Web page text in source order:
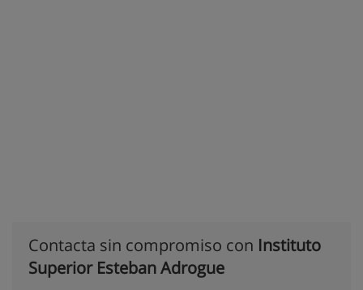
Contacta sin compromiso con Instituto
Superior Esteban Adrogue